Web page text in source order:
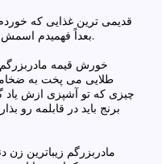
قدیمی ترین غذایی که
بعداً فهمیدم اسمش هست کله جوش و چنگمال.
خورش قیمه
طلایی می پخت به
چیزی که تو آشپزی ازش یاد
برنج باید در قابلمه رو
مادربزرگم زیباترین زن